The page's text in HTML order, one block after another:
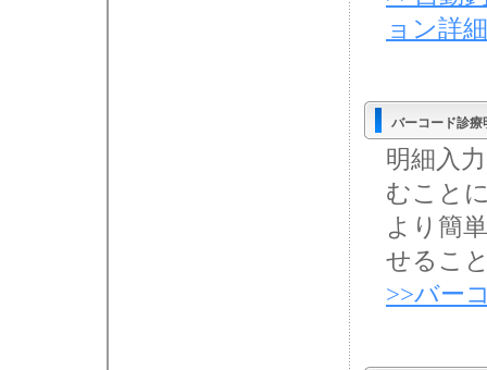
ョン詳
バーコード診療
明細入
むこと
より簡
せるこ
>>バー